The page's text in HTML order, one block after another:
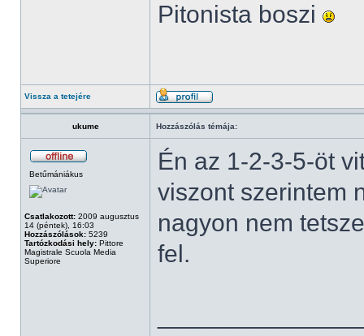
Pitonista boszi
Vissza a tetejére
ukume Hozzászólás témája:
Betűmániákus
Csatlakozott: 2009 augusztus
14 (péntek), 16:03
Hozzászólások: 5239
Tartózkodási hely: Pittore
Magistrale Scuola Media
Superiore
Én az 1-2-3-5-öt
viszont szerintem
nagyon nem
fel.